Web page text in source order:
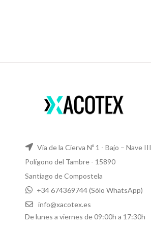
Vía de la Cierva Nº 1 - Bajo – Nave III
Polígono del Tambre - 15890
Santiago de Compostela
+34 674369744 (Sólo WhatsApp)
info@xacotex.es
De lunes a viernes de 09:00h a 17:30h